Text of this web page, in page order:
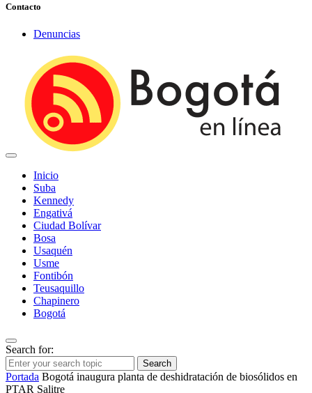
Contacto
Denuncias
Inicio
Suba
Kennedy
Engativá
Ciudad Bolívar
Bosa
Usaquén
Usme
Fontibón
Teusaquillo
Chapinero
Bogotá
Search for:
Search
Portada Bogotá inaugura planta de deshidratación de biosólidos en
PTAR Salitre